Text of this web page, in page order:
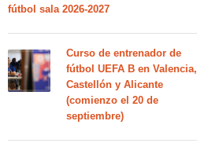
fútbol sala 2026-2027
Curso de entrenador de
fútbol UEFA B en Valencia,
Castellón y Alicante
(comienzo el 20 de
septiembre)